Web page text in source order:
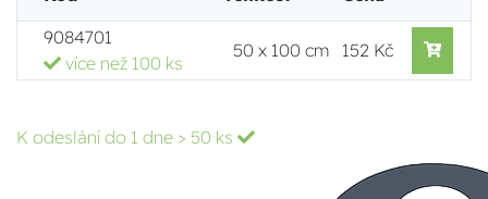
9084701
více než 100 ks
50 x 100 cm 152 Kč
K odeslání do 1 dne > 50 ks